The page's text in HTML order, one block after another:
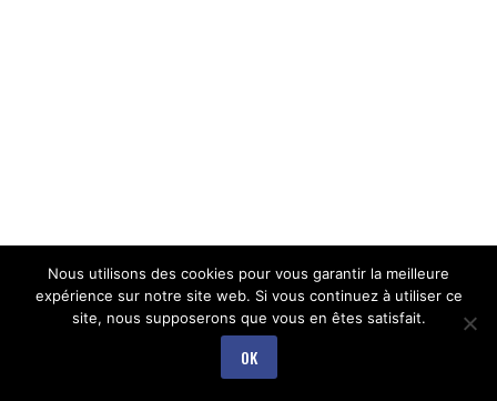
Nous utilisons des cookies pour vous garantir la meilleure
expérience sur notre site web. Si vous continuez à utiliser ce
site, nous supposerons que vous en êtes satisfait.
OK